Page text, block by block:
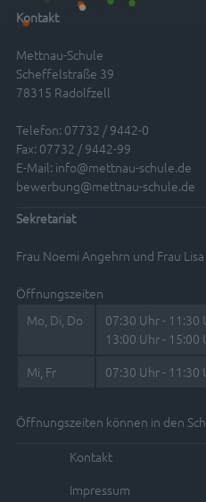
Kontakt
Mettnau-Schule
Scheffelstraße 39
78315 Radolfzell
Telefon: 07732 / 9442-0
Fax: 07732 / 9442-99
E-Mail: info@mettnau-schule.de
bewerbung@mettnau-schule.de
Sekretariat
Frau Noemi Angehrn und Frau
Öffnungszeiten
Mo, Di, Do
07:30 Uhr - 11:30
13:00 Uhr - 15:00
Mi, Fr
07:30 Uhr - 11:30
Öffnungszeiten können in den
Kontakt
Impressum